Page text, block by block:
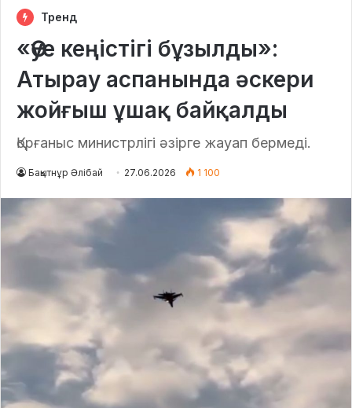
Тренд
«Әуе кеңістігі бұзылды»:
Атырау аспанында әскери
жойғыш ұшақ байқалды
Қорғаныс министрлігі әзірге жауап бермеді.
Бақытнұр Әлібай 27.06.2026 1 100